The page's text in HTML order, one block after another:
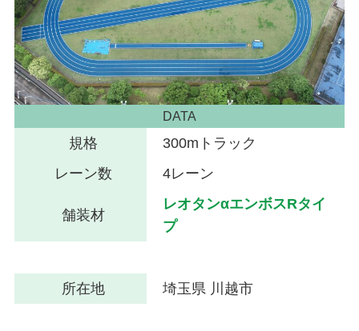
DATA
規格
300mトラック
レーン数
4レーン
舗装材
レオタンαエンボスRタイ
プ
所在地 埼玉県 川越市